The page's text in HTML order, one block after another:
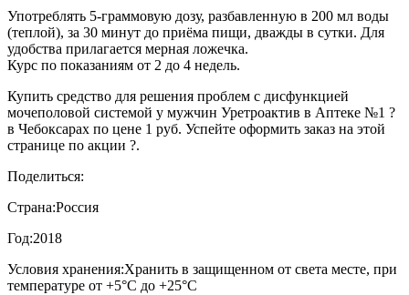
Употреблять 5-граммовую дозу, разбавленную в 200 мл воды
(теплой), за 30 минут до приёма пищи, дважды в сутки. Для
удобства прилагается мерная ложечка.
Курс по показаниям от 2 до 4 недель.
Купить средство для решения проблем с дисфункцией
мочеполовой системой у мужчин Уретроактив в Аптеке №1 ?
в Чебоксарах по цене 1 руб. Успейте оформить заказ на этой
странице по акции ?.
Поделиться:
Страна:Россия
Год:2018
Условия хранения:Хранить в защищенном от света месте, при
температуре от +5°С до +25°С